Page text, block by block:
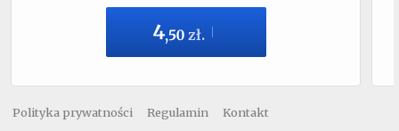
4,50 zł.
Polityka prywatności Regulamin Kontakt